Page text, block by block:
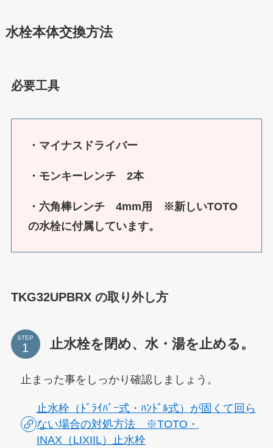
水栓本体交換方法
必要工具
・マイナスドライバー
・モンキーレンチ 2本
・六角棒レンチ 4mm用 ※新しいTOTO
の水栓に付属しています。
TKG32UPBRX の取り外し方
STEP 止水栓を閉め、水・湯を止める。
止まった事をしっかり確認しましょう。
止水栓（ﾄﾞﾗｲﾊﾞｰ式・ﾊﾝﾄﾞﾙ式）が固くて回ら
ない場合の対処方法 ※TOTO・
INAX（LIXIIL）止水栓